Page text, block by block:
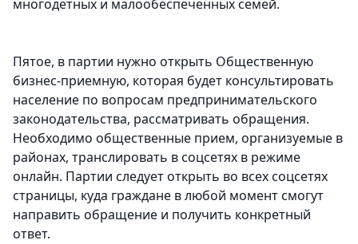
многодетных и малообеспеченных семей.
Пятое, в партии нужно открыть Общественную
бизнес-приемную, которая будет консультировать
население по вопросам предпринимательского
законодательства, рассматривать обращения.
Необходимо общественные прием, организуемые в
районах, транслировать в соцсетях в режиме
онлайн. Партии следует открыть во всех соцсетях
страницы, куда граждане в любой момент смогут
направить обращение и получить конкретный
ответ.